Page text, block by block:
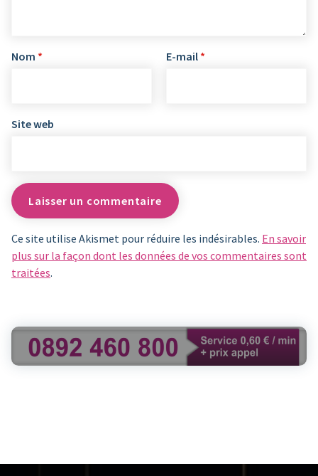
Nom * E-mail *
Site web
Ce site utilise Akismet pour réduire les indésirables. En savoir
plus sur la façon dont les données de vos commentaires sont
traitées.